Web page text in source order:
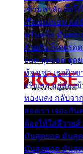
เข้ามหาลัย จิ๊กโ
เรื่องแน่นอน แต่
พรั่นพรือ มันตอบ
ด้วยกัน ก็เลยรอ
ยอด สุดยอด สุด
ห้องเช่า เธอผิว
จริงเธอ อยู่ห้อง
ทองแดง กลับจา
สองเรา เจอะกั
ต้องให้ใส่ลีวาย
มันสุดยอด มันสุ
มันสุดยอด มันสุ